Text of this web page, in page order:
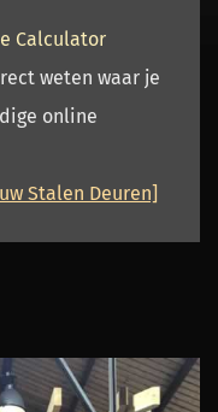
Calculator
weten waar je
online
Stalen Deuren]